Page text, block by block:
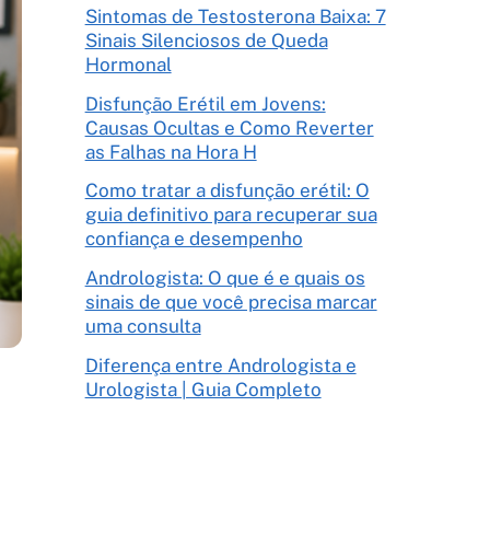
Sintomas de Testosterona Baixa: 7
Sinais Silenciosos de Queda
Hormonal
Disfunção Erétil em Jovens:
Causas Ocultas e Como Reverter
as Falhas na Hora H
Como tratar a disfunção erétil: O
guia definitivo para recuperar sua
confiança e desempenho
Andrologista: O que é e quais os
sinais de que você precisa marcar
uma consulta
Diferença entre Andrologista e
Urologista | Guia Completo